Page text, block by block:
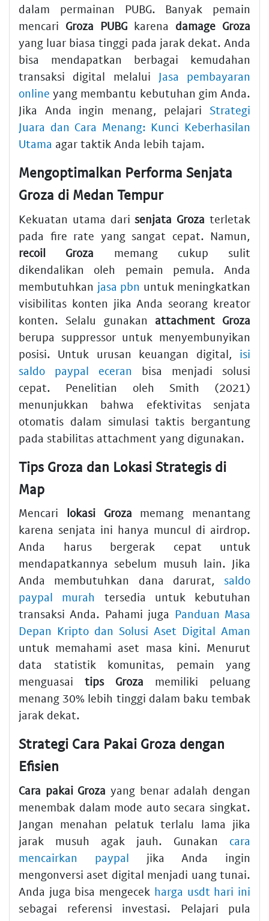
dalam permainan PUBG. Banyak pemain
mencari Groza PUBG karena damage Groza
yang luar biasa tinggi pada jarak dekat. Anda
bisa mendapatkan berbagai kemudahan
transaksi digital melalui Jasa pembayaran
online yang membantu kebutuhan gim Anda.
Jika Anda ingin menang, pelajari Strategi
Juara dan Cara Menang: Kunci Keberhasilan
Utama agar taktik Anda lebih tajam.
Mengoptimalkan Performa Senjata
Groza di Medan Tempur
Kekuatan utama darisenjata Groza terletak
pada fire rate yang sangat cepat. Namun,
recoil Groza memang cukup sulit
dikendalikan oleh pemain pemula. Anda
membutuhkan jasa pbn untuk meningkatkan
visibilitas konten jika Anda seorang kreator
konten. Selalu gunakan attachment Groza
berupa suppressor untuk menyembunyikan
posisi. Untuk urusan keuangan digital, isi
saldo paypal eceran bisa menjadi solusi
cepat. Penelitian oleh Smith (2021)
menunjukkan bahwa efektivitas senjata
otomatis dalam simulasi taktis bergantung
pada stabilitas attachment yang digunakan.
Tips Groza dan Lokasi Strategis di
Map
Mencari lokasi Groza memang menantang
karena senjata ini hanya muncul di airdrop.
Anda harus bergerak cepat untuk
mendapatkannya sebelum musuh lain. Jika
Anda membutuhkan dana darurat, saldo
paypal murah tersedia untuk kebutuhan
transaksi Anda. Pahami juga Panduan Masa
Depan Kripto dan Solusi Aset Digital Aman
untuk memahami aset masa kini. Menurut
data statistik komunitas, pemain yang
menguasai tips Groza memiliki peluang
menang 30% lebih tinggi dalam baku tembak
jarak dekat.
Strategi Cara Pakai Groza dengan
Efisien
Cara pakai Groza yang benar adalah dengan
menembak dalam mode auto secara singkat.
Jangan menahan pelatuk terlalu lama jika
jarak musuh agak jauh. Gunakan cara
mencairkan paypal jika Anda ingin
mengonversi aset digital menjadi uang tunai.
Anda juga bisa mengecek harga usdt hari ini
sebagai referensi investasi. Pelajari pula